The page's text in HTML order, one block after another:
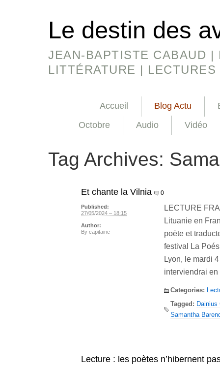
Le destin des
JEAN-BAPTISTE CABAUD
LITTÉRATURE |
Accueil Blog Actu
Octobre
Audio Vidéo
Tag Archives:
Et chante la Vilnia 0
LECTURE
Lituanie en
poète et
festival La
Lyon, le mardi
interviendrai
Categories:
Tagged: Dainius
Samantha
Published:
27/05/2024 – 18:15
Author:
By capitaine
Lecture : les poètes n’hibernent